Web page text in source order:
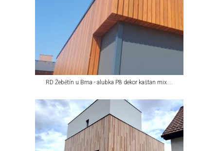
RD Žebětín u Brna - alubka P8 dekor kaštan mix....